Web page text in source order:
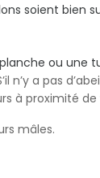
soient bien
ou une
a pas
à proximité
mâles.